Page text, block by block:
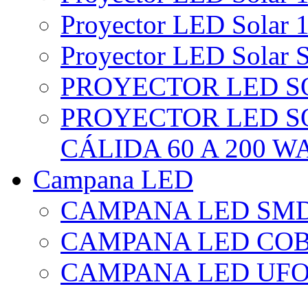
Proyector LED Solar
Proyector LED Solar
PROYECTOR LED
PROYECTOR LED
CÁLIDA 60 A 200
Campana LED
CAMPANA LED
CAMPANA LED
CAMPANA LED